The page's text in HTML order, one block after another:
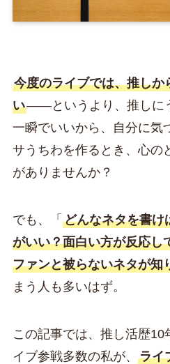
今度のライブでは、推しか
い——というより、推しに
一瞬でいいから、自分に気
サうちわを作るとき、心の
がありませんか？
でも、「 どんなネタを書け
がいい？面白い方が反応し
ファンと被らないネタが
まう人も多いはず。
この記事では、推し活歴10
イブ参戦多数の私が、 ライ